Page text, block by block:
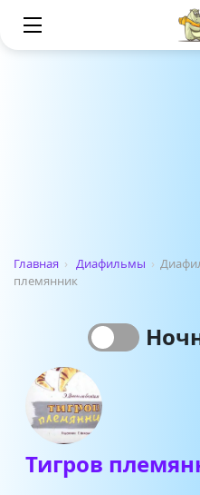
Главная › Диафильмы ›
племянник
Тигров